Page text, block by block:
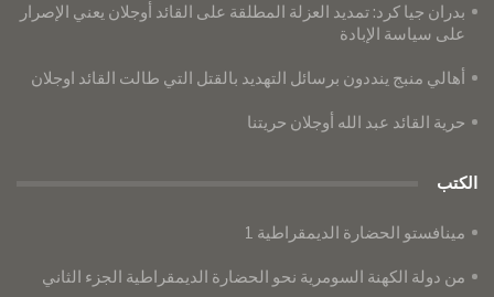
بدران جيا كرد: تمديد العزلة المطلقة على القائد أوجلان يعني الإصرار
على سياسة الإبادة
أهالي منبج ينددون برسائل التهديد بالقتل التي طالت القائد اوجلان
حرية القائد عبد الله أوجلان حريتنا
الكتب
مينافستو الحضارة الديمقراطية 1
من دولة الكهنة السومرية نحو الحضارة الديمقراطية الجزء الثاني